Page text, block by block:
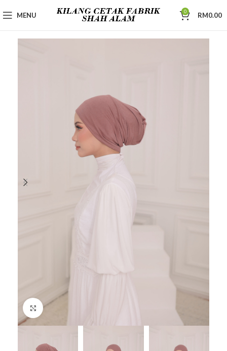
MENU 0 RM0.00
Click to enlarge